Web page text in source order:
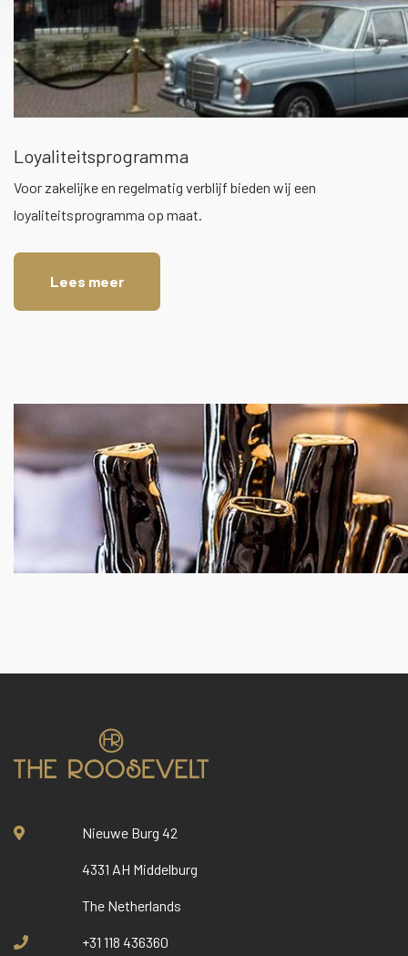
Loyaliteitsprogramma
Voor zakelijke en regelmatig verblijf bieden wij een
loyaliteitsprogramma op maat.
Lees meer
Nieuwe Burg 42
4331 AH Middelburg
The Netherlands
+31 118 436360